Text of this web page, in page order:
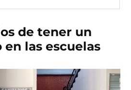
de tener un
las escuelas